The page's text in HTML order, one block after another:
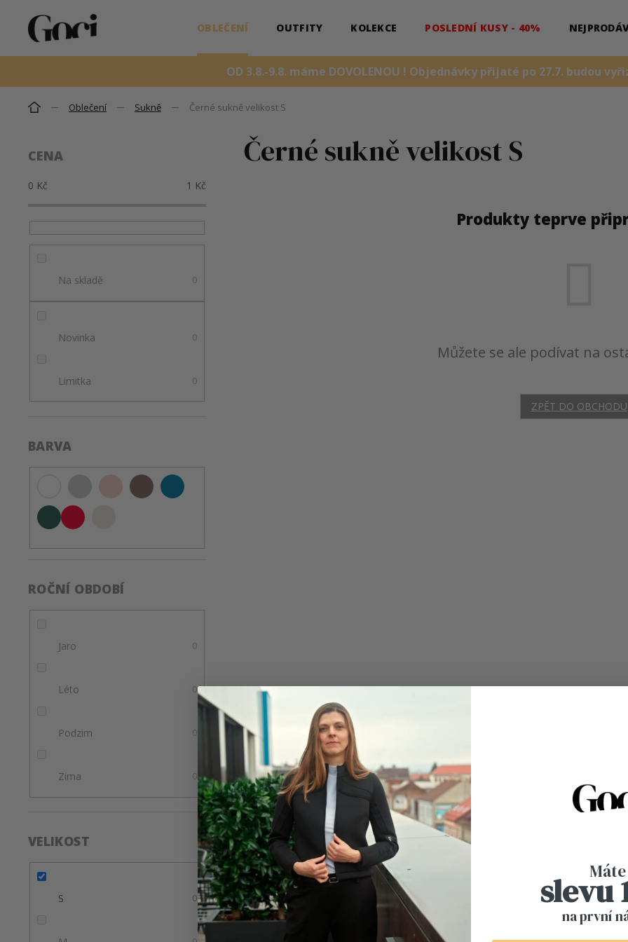
OBLEČENÍ OUTFITY KOLEKCE POSLEDNÍ KUSY - 40%
OD 3.8.-9.8. máme DOVOLENOU ! Objednávky přijaté po 27.7. budou
Domů Oblečení Sukně Černé sukně velikost S
o
t
a
n
CENA
0 Kč 1 Kč
Na skladě 0
Novinka 0
Limitka 0
BARVA
ROČNÍ OBDOBÍ
Jaro 0
Léto 0
Podzim 0
Zima 0
VELIKOST
S 0
Černé sukně velikost S
Produkty teprve
Můžete se ale podívat na
ZPĚT DO OBCHODU
Máte
slevu
na první